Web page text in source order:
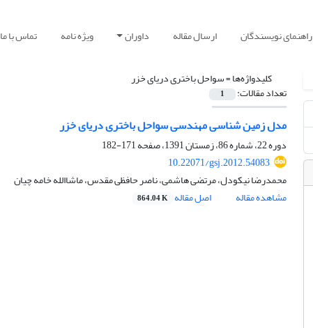
راهنمای نویسندگان ارسال مقاله داوران ویژه نامه تماس با ما
کلیدواژه‌ها =سواحل باختری دریای خزر
تعداد مقالات: 1
مدل زمین شناسی مهندسی سواحل باختری دریای خزر
دوره 22، شماره 86، زمستان 1391، صفحه
171-182
10.22071/gsj.2012.54083
محمدرضا نیکودل، مرتضی هاشمی، ناصر حافظی مقدس، ماشاالله خامه چیان
مشاهده مقاله
اصل مقاله 864.04 K